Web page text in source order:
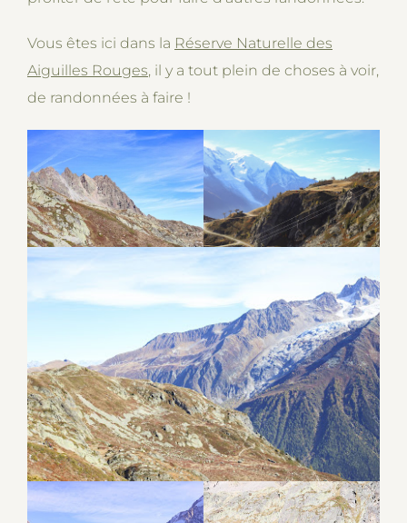
Vous êtes ici dans la Réserve Naturelle des
Aiguilles Rouges, il y a tout plein de choses à voir,
de randonnées à faire !